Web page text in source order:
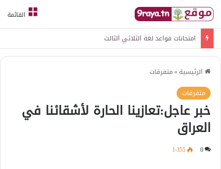
القائمة
امتحانات جميع المواد الثلاثي الثالث سنة رابعة
الرئيسية »متفرقات
متفرقات
خبر عاجل:تعازينا الحارة لأشقائنا في
العراق
0 1٬355